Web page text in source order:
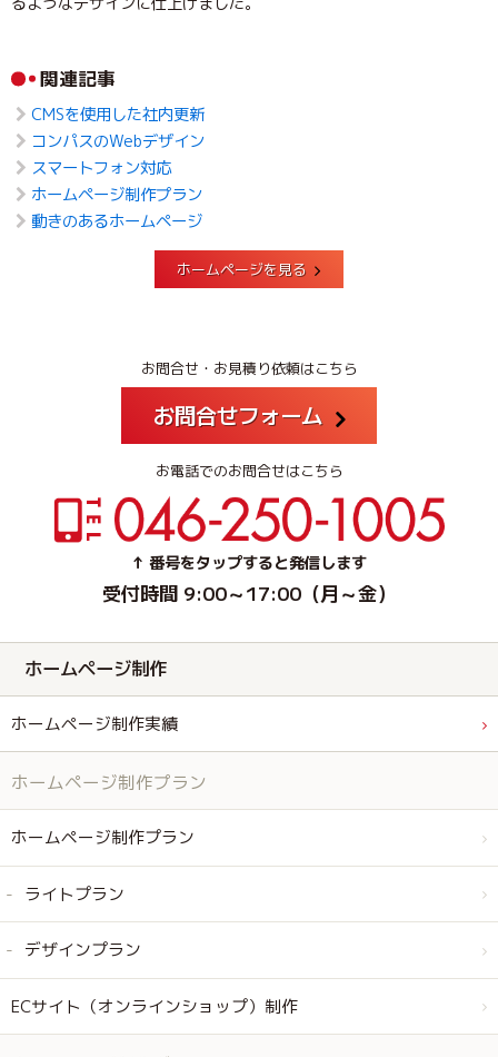
関連記事
CMSを使用した社内更新
コンパスのWebデザイン
スマートフォン対応
ホームページ制作プラン
動きのあるホームページ
ホームページを見る
お問合せ・お見積り依頼はこちら
お問合せフォーム
お電話でのお問合せはこちら
↑ 番号をタップすると発信します
受付時間 9:00～17:00（月～金）
ホームページ制作
ホームページ制作実績
ホームページ制作プラン
ホームページ制作プラン
ライトプラン
デザインプラン
ECサイト（オンラインショップ）制作